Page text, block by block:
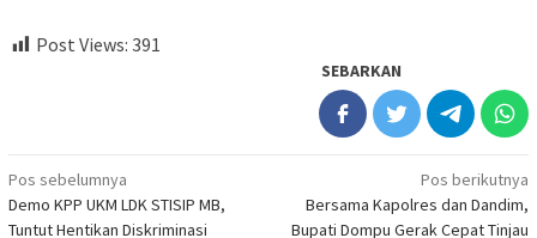
Post Views: 391
SEBARKAN
Navigasi
pos
Pos sebelumnya
Demo KPP UKM LDK STISIP MB,
Tuntut Hentikan Diskriminasi
Pos berikutnya
Bersama Kapolres dan Dandim,
Bupati Dompu Gerak Cepat Tinjau